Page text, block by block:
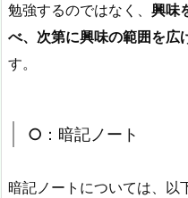
勉強するのではなく、 興味
べ、次第に興味の範囲を広
す。
○：暗記ノート
暗記ノートについては、以